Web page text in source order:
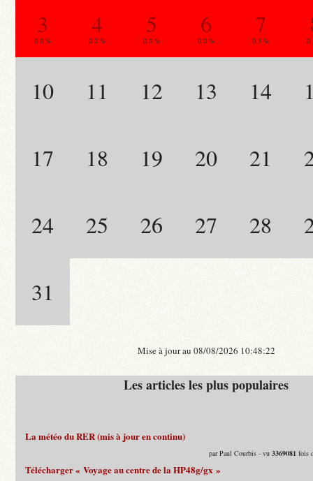
3
0.0 %
4
0.0 %
5
0.0 %
6
0.0 %
7
0.3 %
10 11 12 13 14
17 18 19 20 21
24 25 26 27 28
31
Mise à jour au 08/08/2026 10:48:22
Les articles les plus populaires
La météo du RER (mis à jour en continu)
par Paul Courbis - vu3369081 fois
Télécharger « Voyage au centre de la HP48g/gx »